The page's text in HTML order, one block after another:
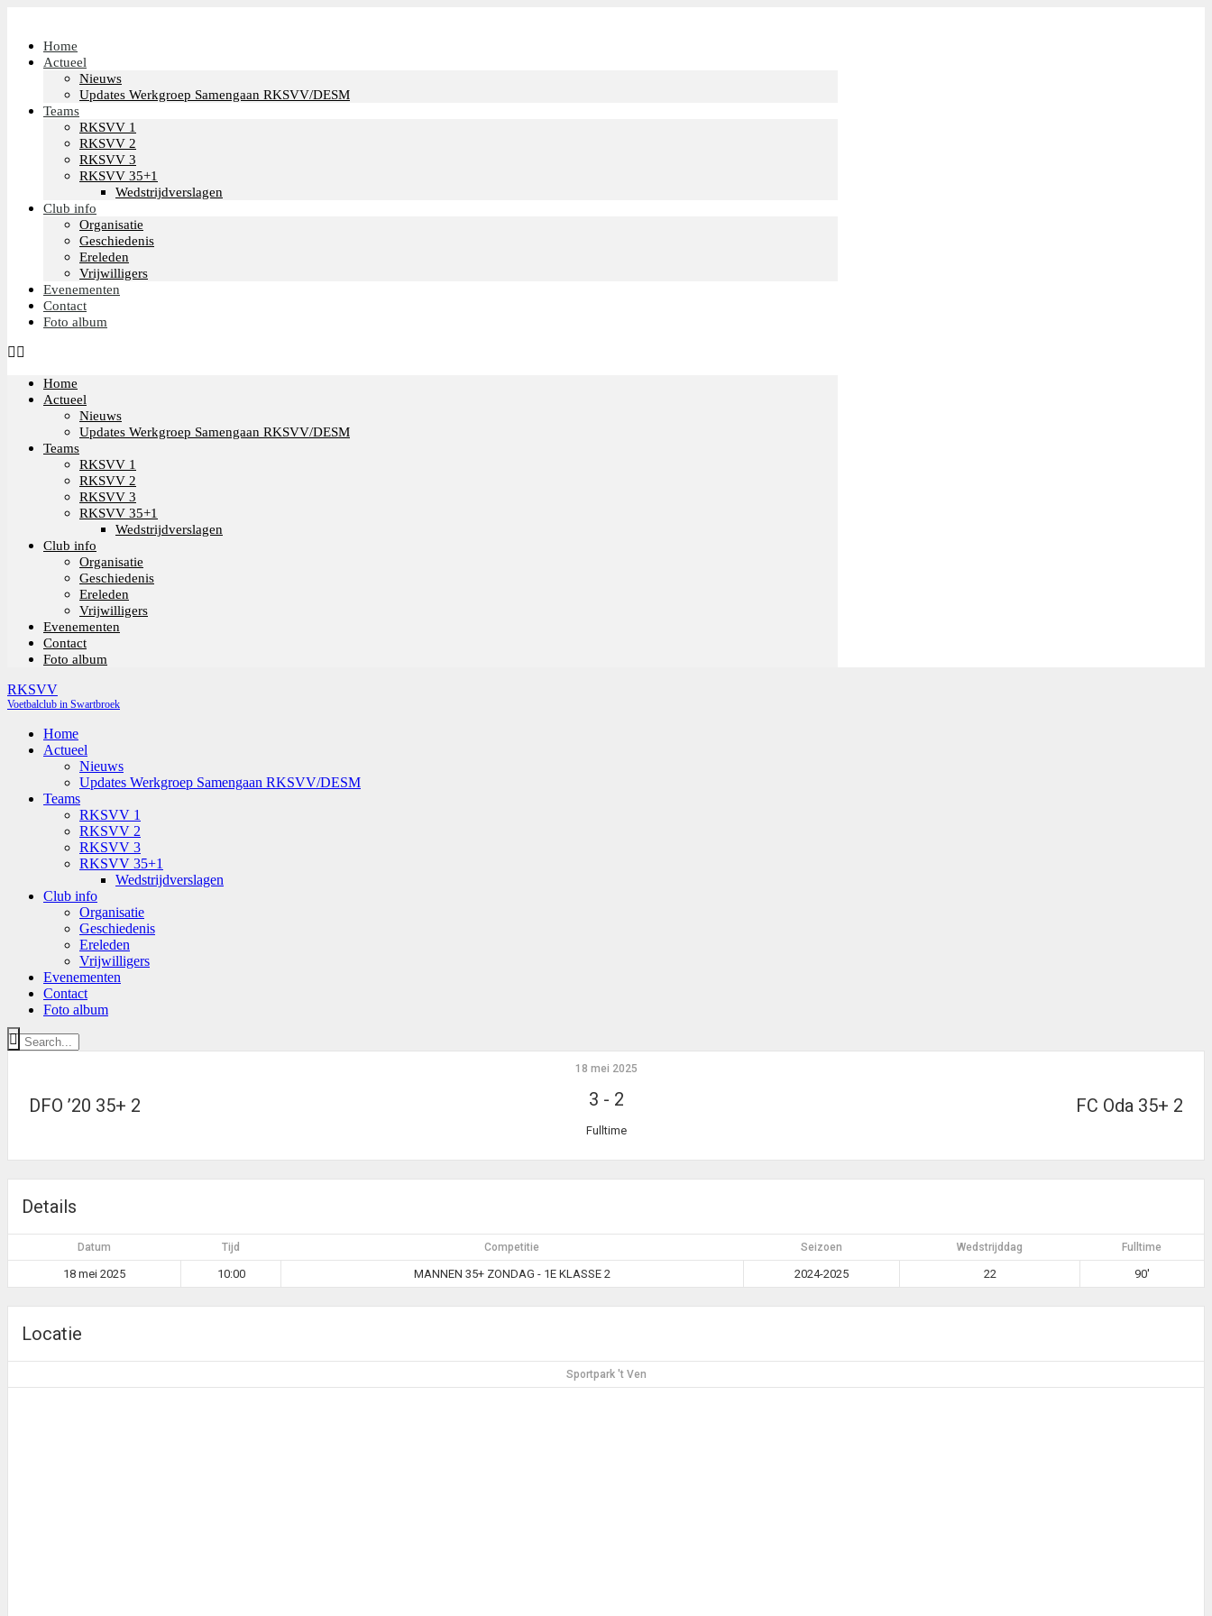
Home
Actueel
Nieuws
Updates Werkgroep Samengaan RKSVV/DESM
Teams
RKSVV 1
RKSVV 2
RKSVV 3
RKSVV 35+1
Wedstrijdverslagen
Club info
Organisatie
Geschiedenis
Ereleden
Vrijwilligers
Evenementen
Contact
Foto album
Home
Actueel
Nieuws
Updates Werkgroep Samengaan RKSVV/DESM
Teams
RKSVV 1
RKSVV 2
RKSVV 3
RKSVV 35+1
Wedstrijdverslagen
Club info
Organisatie
Geschiedenis
Ereleden
Vrijwilligers
Evenementen
Contact
Foto album
RKSVV
Voetbalclub in Swartbroek
Home
Actueel
Nieuws
Updates Werkgroep Samengaan RKSVV/DESM
Teams
RKSVV 1
RKSVV 2
RKSVV 3
RKSVV 35+1
Wedstrijdverslagen
Club info
Organisatie
Geschiedenis
Ereleden
Vrijwilligers
Evenementen
Contact
Foto album
DFO ’20 35+ 2 FC Oda 35+ 2
18 mei 2025
3 - 2
Fulltime
Details
Datum Tijd Competitie Seizoen Wedstrijddag Fulltime
18 mei 2025 10:00 MANNEN 35+ ZONDAG - 1E KLASSE 2 2024-2025 22 90'
Locatie
Sportpark 't Ven